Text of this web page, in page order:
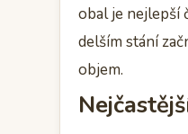
obal je nejlepší
delším stání
objem.